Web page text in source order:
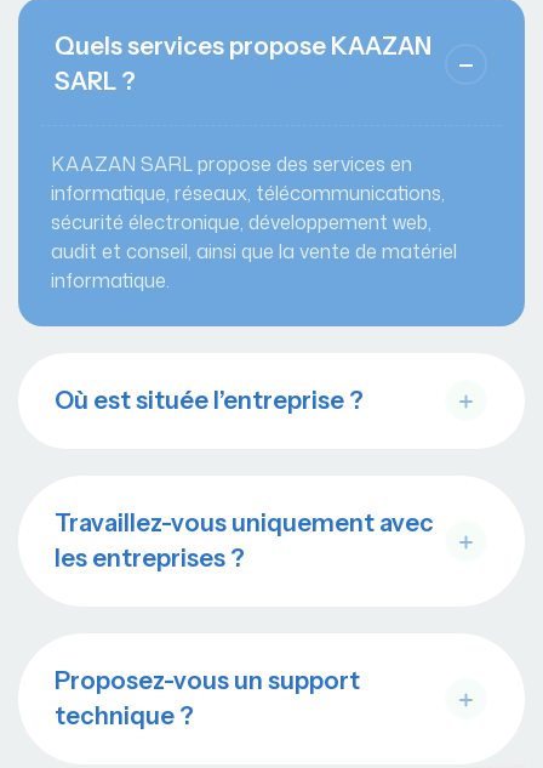
Quels services propose KAAZAN
SARL ?
KAAZAN SARL propose des services en
informatique, réseaux, télécommunications,
sécurité électronique, développement web,
audit et conseil, ainsi que la vente de matériel
informatique.
Où est située l’entreprise ?
Travaillez-vous uniquement avec
les entreprises ?
Proposez-vous un support
technique ?